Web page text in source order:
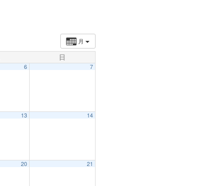
月
日
6 7
13 14
20 21